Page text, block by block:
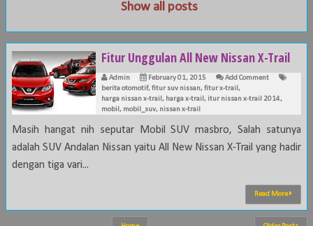
Show all posts
Fitur Unggulan All New Nissan X-Trail
Admin February 01, 2015
Add Comment
berita otomotif,fitur suv nissan,fitur x-trail ,
harga nissan x-trail , harga x-trail , itur nissan x-trail 2014,
mobil , mobil_suv, nissan x-trail
Masih hangat nih seputar Mobil SUV masbro, Salah satunya
adalah SUV Andalan Nissan yaitu All New Nissan X-Trail yang hadir
dengan tiga vari...
Read More